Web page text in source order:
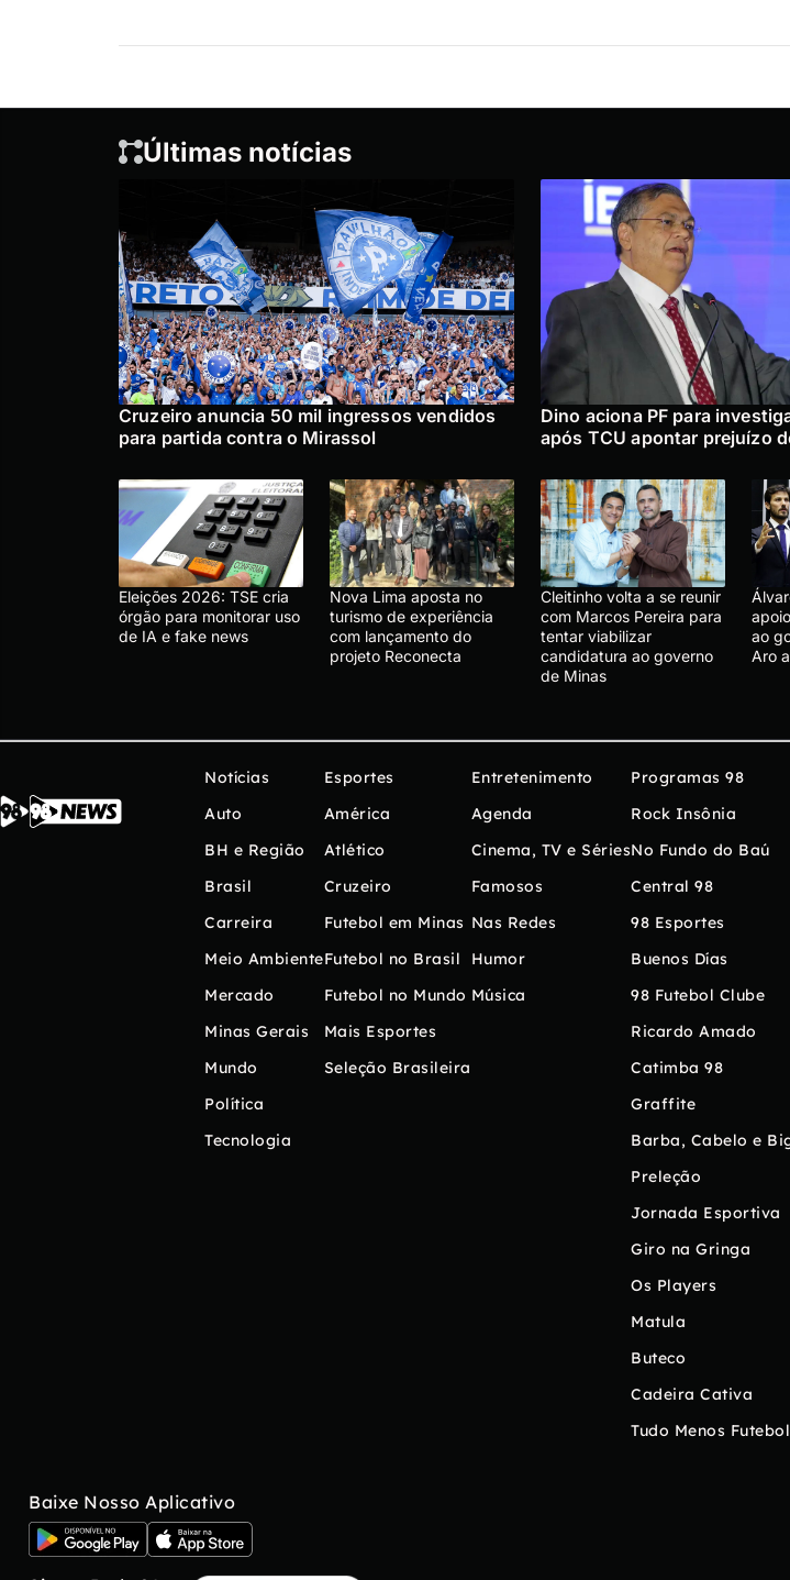
Últimas notícias
Cruzeiro anuncia 50 mil ingressos vendidos
para partida contra o Mirassol
Dino aciona PF para
após TCU apontar prejuízo
Eleições 2026: TSE cria
órgão para monitorar uso
de IA e fake news
Nova Lima aposta no
turismo de experiência
com lançamento do
projeto Reconecta
Cleitinho volta a se reunir
com Marcos Pereira para
tentar viabilizar
candidatura ao governo
de Minas
ao
Aro
Notícias
Auto
BH e Região
Brasil
Carreira
Meio Ambiente
Mercado
Minas Gerais
Mundo
Política
Tecnologia
Esportes
América
Atlético
Cruzeiro
Futebol em Minas
Futebol no Brasil
Futebol no Mundo
Mais Esportes
Seleção Brasileira
Entretenimento
Agenda
Cinema, TV e Séries
Famosos
Nas Redes
Humor
Música
Programas 98
Rock Insônia
No Fundo do Baú
Central 98
98 Esportes
Buenos Días
98 Futebol Clube
Ricardo Amado
Catimba 98
Graffite
Barba, Cabelo e
Preleção
Jornada Esportiva
Giro na Gringa
Os Players
Matula
Buteco
Cadeira Cativa
Tudo Menos Futebol
Baixe Nosso Aplicativo